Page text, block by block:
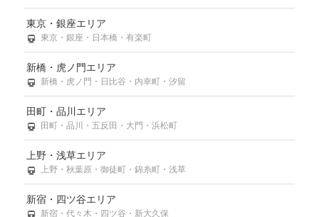
東京・銀座エリア
東京・銀座・日本橋・有楽町
新橋・虎ノ門エリア
新橋・虎ノ門・日比谷・内幸町・汐留
田町・品川エリア
田町・品川・五反田・大門・浜松町
上野・浅草エリア
上野・秋葉原・御徒町・錦糸町・浅草
新宿・四ツ谷エリア
新宿・代々木・四ツ谷・新大久保